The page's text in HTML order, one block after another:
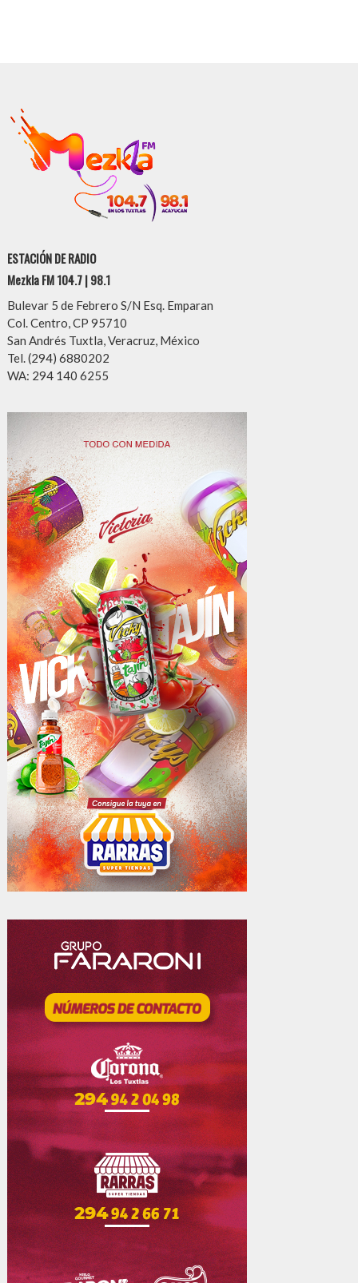
ESTACIÓN DE RADIO
Mezkla FM 104.7 | 98.1
Bulevar 5 de Febrero S/N Esq. Emparan
Col. Centro, CP 95710
San Andrés Tuxtla, Veracruz, México
Tel. (294) 6880202
WA: 294 140 6255